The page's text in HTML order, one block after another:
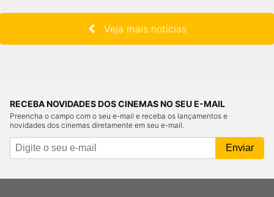
Veja mais notícias
RECEBA NOVIDADES DOS CINEMAS NO SEU E-MAIL
Preencha o campo com o seu e-mail e receba os lançamentos e
novidades dos cinemas diretamente em seu e-mail.